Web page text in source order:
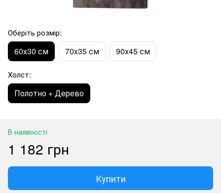
Оберіть розмір:
60х30 см 70x35 см 90х45 см
Холст:
Полотно + Дерево
В наявності
1 182 грн
Купити